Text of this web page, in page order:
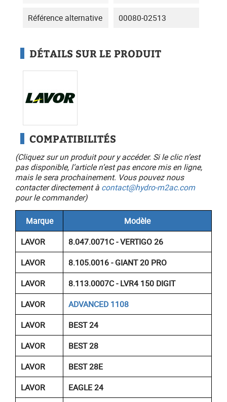
Référence alternative 00080-02513
DÉTAILS SUR LE PRODUIT
COMPATIBILITÉS
(Cliquez sur un produit pour y accéder. Si le clic n’est
pas disponible, l’article n’est pas encore mis en ligne,
mais le sera prochainement. Vous pouvez nous
contacter directement à contact@hydro-m2ac.com
pour le commander)
Marque
Modèle
LAVOR
8.047.0071C - VERTIGO 26
LAVOR
8.105.0016 - GIANT 20 PRO
LAVOR
8.113.0007C - LVR4 150 DIGIT
LAVOR
ADVANCED 1108
LAVOR
BEST 24
LAVOR
BEST 28
LAVOR
BEST 28E
LAVOR
EAGLE 24